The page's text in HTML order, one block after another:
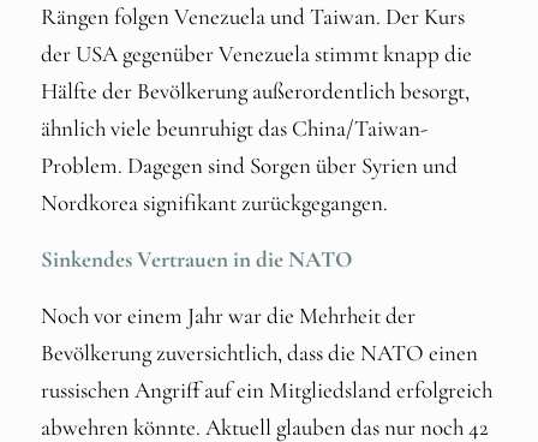
Rängen folgen Venezuela und Taiwan. Der Kurs
der USA gegenüber Venezuela stimmt knapp die
Hälfte der Bevölkerung außerordentlich besorgt,
ähnlich viele beunruhigt das China/Taiwan-
Problem. Dagegen sind Sorgen über Syrien und
Nordkorea signifikant zurückgegangen.
Sinkendes Vertrauen in die NATO
Noch vor einem Jahr war die Mehrheit der
Bevölkerung zuversichtlich, dass die NATO einen
russischen Angriff auf ein Mitgliedsland erfolgreich
abwehren könnte. Aktuell glauben das nur noch 42